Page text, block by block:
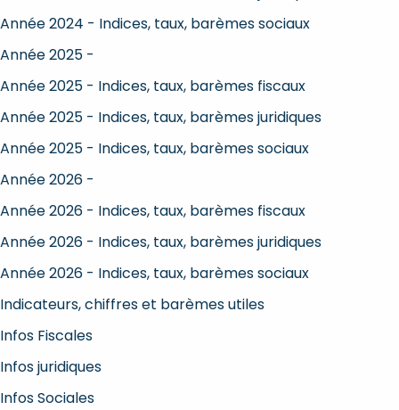
Année 2024 - Indices, taux, barèmes sociaux
Année 2025 -
Année 2025 - Indices, taux, barèmes fiscaux
Année 2025 - Indices, taux, barèmes juridiques
Année 2025 - Indices, taux, barèmes sociaux
Année 2026 -
Année 2026 - Indices, taux, barèmes fiscaux
Année 2026 - Indices, taux, barèmes juridiques
Année 2026 - Indices, taux, barèmes sociaux
Indicateurs, chiffres et barèmes utiles
Infos Fiscales
Infos juridiques
Infos Sociales